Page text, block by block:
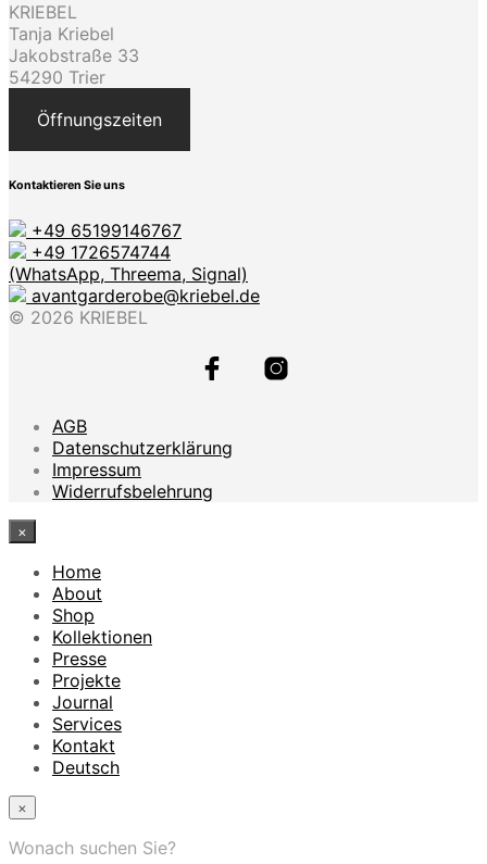
KRIEBEL
Tanja Kriebel
Jakobstraße 33
54290 Trier
Öffnungszeiten
Kontaktieren Sie uns
+49 65199146767
+49 1726574744
(WhatsApp, Threema, Signal)
avantgarderobe@kriebel.de
© 2026 KRIEBEL
AGB
Datenschutzerklärung
Impressum
Widerrufsbelehrung
×
Home
About
Shop
Kollektionen
Presse
Projekte
Journal
Services
Kontakt
Deutsch
×
Wonach suchen Sie?